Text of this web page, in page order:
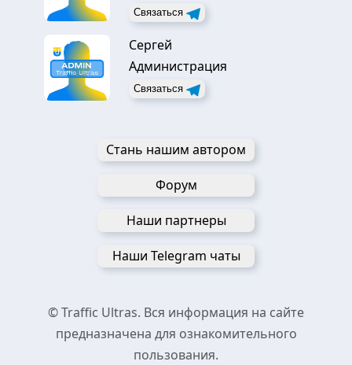
Связаться
Сергей
Администрация
Связаться
Стань нашим автором
Форум
Наши партнеры
Наши Telegram чаты
© Traffic Ultras. Вся информация на сайте
предназначена для ознакомительного
пользования.